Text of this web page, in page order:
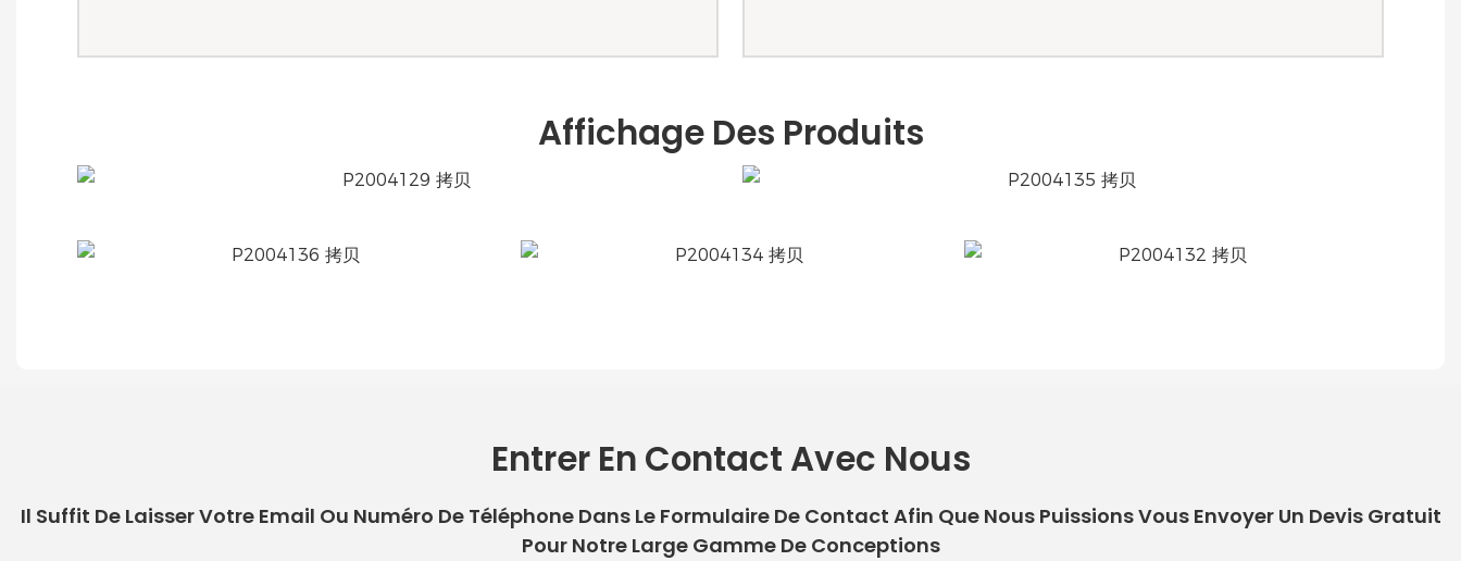
Affichage Des Produits
Entrer En Contact Avec Nous
Il Suffit De Laisser Votre Email Ou Numéro De Téléphone Dans Le Formulaire De Contact Afin Que Nous Puissions Vous Envoyer Un Devis Gratuit
Pour Notre Large Gamme De Conceptions